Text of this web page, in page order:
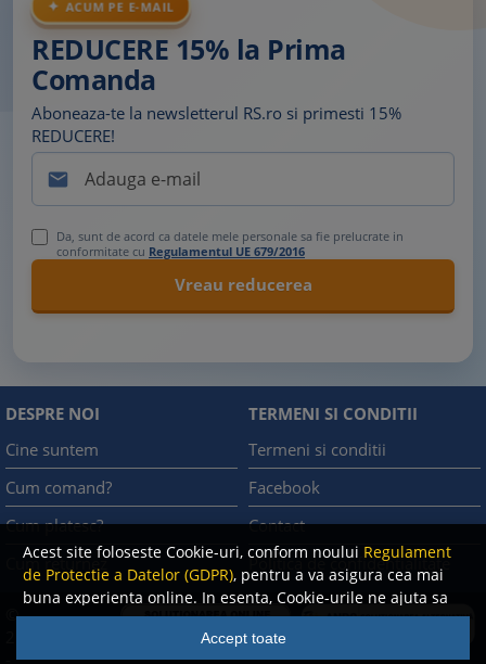
Acest site foloseste Cookie-uri, conform noului Regulament
de Protectie a Datelor (GDPR), pentru a va asigura cea mai
buna experienta online. In esenta, Cookie-urile ne ajuta sa
imbunatatim continutul de pe site, oferindu-va dvs.,
cititorul, o experienta online personalizata si mult mai
Accept toate
ACUM PE E-MAIL
REDUCERE 15% la Prima
Comanda
Aboneaza-te la newsletterul RS.ro si primesti 15%
REDUCERE!

Da, sunt de acord ca datele mele personale sa fie prelucrate in
conformitate cu Regulamentul UE 679/2016
DESPRE NOI
Cine suntem
Cum comand?
Cum platesc?
Cum returnez
TERMENI SI CONDITII
Termeni si conditii
Facebook
Contact
Politica de confidentialitate
©